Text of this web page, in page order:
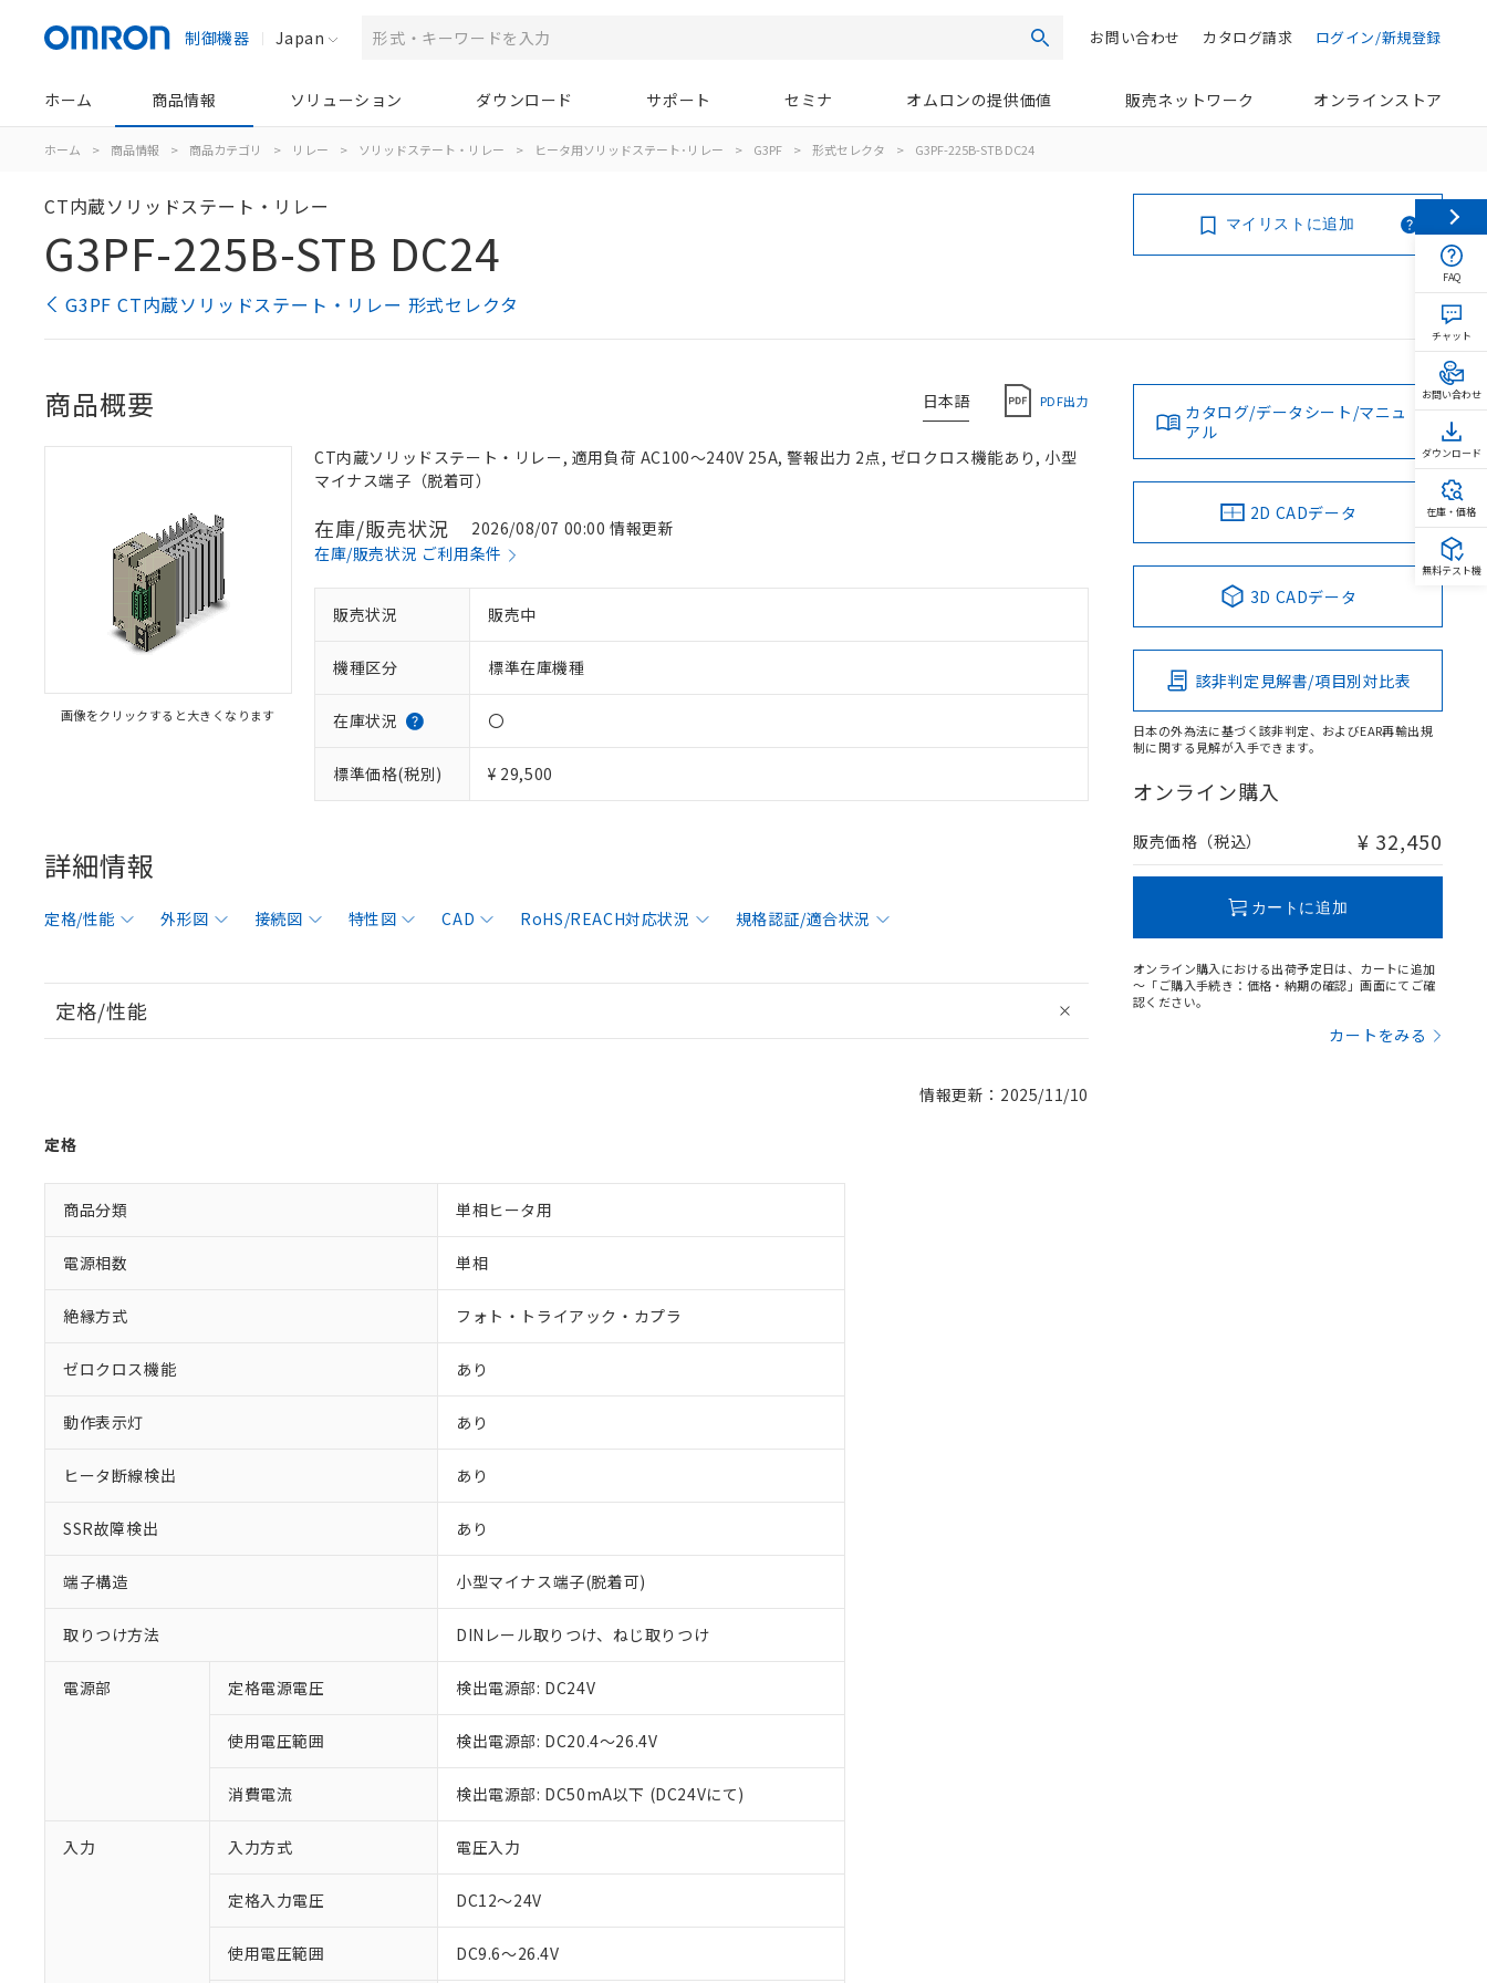
制御機器 Japan 検索 ログイン/新規登録
カタログ請求
お問い合わせ
ホーム 商品情報 ソリューション ダウンロード サポート セミナ オムロンの提供価値 販売ネットワーク オンラインストア
ホーム > 商品情報 > 商品カテゴリ > リレー > ソリッドステート・リレー > ヒータ用ソリッドステート･リレー > G3PF > 形式セレクタ > G3PF-225B-STB DC24
CT内蔵ソリッドステート・リレー
G3PF-225B-STB DC24
G3PF CT内蔵ソリッドステート・リレー 形式セレクタ
マイリストに追加
日本語 PDF出力
商品概要
画像をクリックすると大きくなります
CT内蔵ソリッドステート・リレー, 適用負荷 AC100～240V 25A, 警報出力 2点, ゼロクロス機能あり, 小型
マイナス端子（脱着可）
在庫/販売状況
2026/08/07 00:00 情報更新
在庫/販売状況 ご利用条件
販売状況 販売中
機種区分 標準在庫機種
在庫状況 〇
標準価格(税別) ¥ 29,500
詳細情報
定格/性能 外形図 接続図 特性図 CAD RoHS/REACH対応状況 規格認証/適合状況
定格/性能
情報更新：2025/11/10
定格
商品分類 単相ヒータ用
電源相数 単相
絶縁方式 フォト・トライアック・カプラ
ゼロクロス機能 あり
動作表示灯 あり
ヒータ断線検出 あり
SSR故障検出 あり
端子構造 小型マイナス端子(脱着可)
取りつけ方法 DINレール取りつけ、ねじ取りつけ
電源部 定格電源電圧 検出電源部: DC24V
使用電圧範囲 検出電源部: DC20.4～26.4V
消費電流 検出電源部: DC50mA以下 (DC24Vにて)
入力 入力方式 電圧入力
定格入力電圧 DC12～24V
使用電圧範囲 DC9.6～26.4V
カタログ/データシート/マニュ
アル
2D CADデータ
3D CADデータ
該非判定見解書/項目別対比表
日本の外為法に基づく該非判定、およびEAR再輸出規
制に関する見解が入手できます。
オンライン購入
販売価格（税込） ¥ 32,450
カートに追加
オンライン購入における出荷予定日は、カートに追加
～「ご購入手続き：価格・納期の確認」画面にてご確
認ください。
カートをみる
※1 対応状況
対応済み：EU RoHS指令（10物質）の非含有に対応した製品が提供可能な商品です。
FAQ
チャット
お問い合わせ
ダウンロード
在庫・価格
無料テスト機